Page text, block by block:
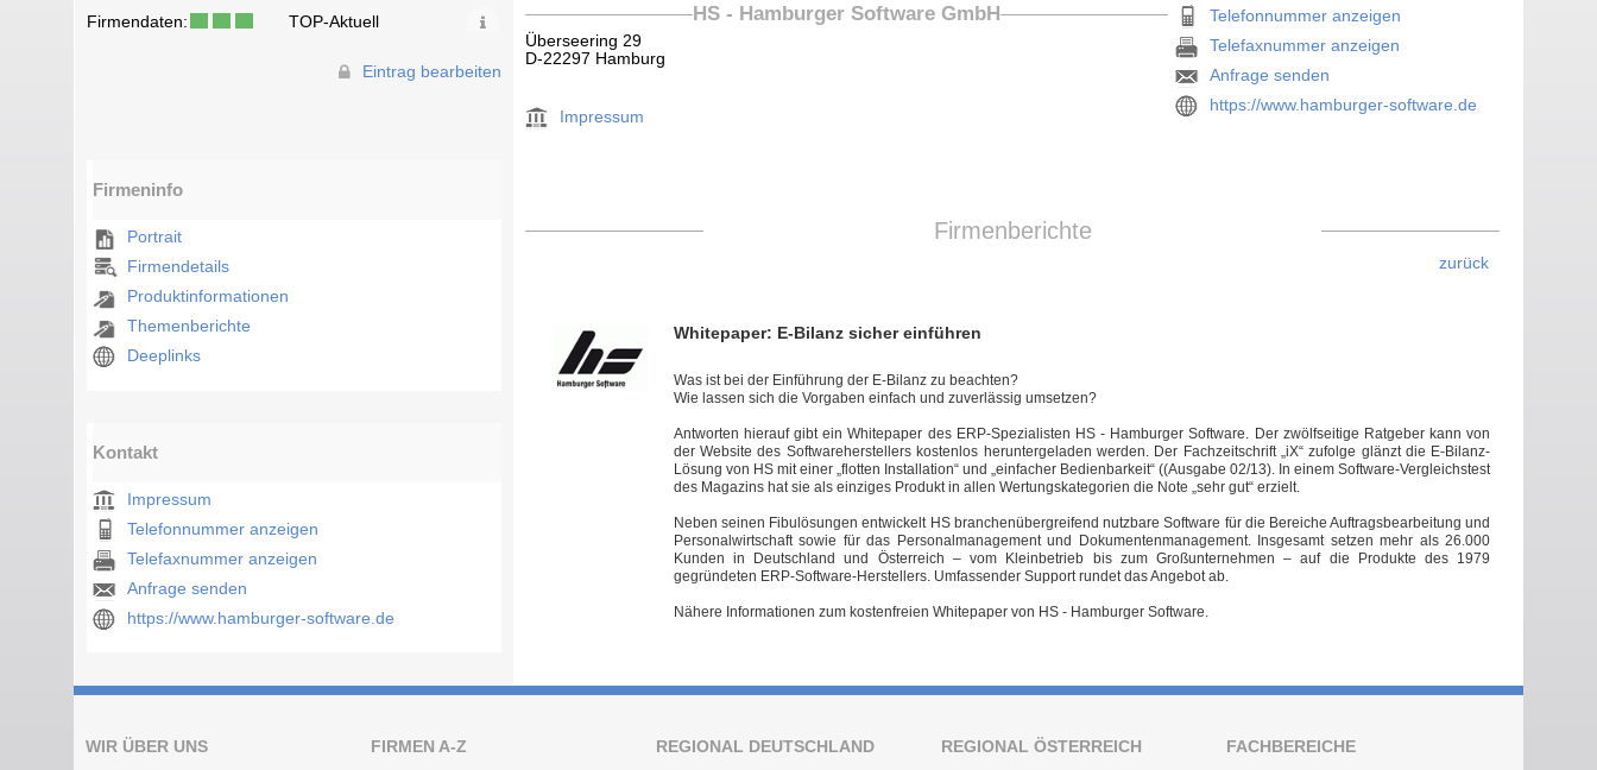
Firmendaten: TOP-Aktuell
Eintrag bearbeiten
Firmeninfo
Portrait
Firmendetails
Produktinformationen
Themenberichte
Deeplinks
Kontakt
Impressum
Telefonnummer anzeigen
Telefaxnummer anzeigen
Anfrage senden
https://www.hamburger-software.de
HS - Hamburger Software GmbH
Überseering 29
D-22297 Hamburg
Impressum
Telefonnummer anzeigen
Telefaxnummer anzeigen
Anfrage senden
https://www.hamburger-software.de
Firmenberichte
zurück
Whitepaper: E-Bilanz sicher einführen
Was ist bei der Einführung der E-Bilanz zu beachten?
Wie lassen sich die Vorgaben einfach und zuverlässig umsetzen?
Antworten hierauf gibt ein Whitepaper des ERP-Spezialisten HS - Hamburger Software. Der zwölfseitige Ratgeber kann von
der Website des Softwareherstellers kostenlos heruntergeladen werden. Der Fachzeitschrift „iX“ zufolge glänzt die E-Bilanz-
Lösung von HS mit einer „flotten Installation“ und „einfacher Bedienbarkeit“ ((Ausgabe 02/13). In einem Software-Vergleichstest
des Magazins hat sie als einziges Produkt in allen Wertungskategorien die Note „sehr gut“ erzielt.
Neben seinen Fibulösungen entwickelt HS branchenübergreifend nutzbare Software für die Bereiche Auftragsbearbeitung und
Personalwirtschaft sowie für das Personalmanagement und Dokumentenmanagement. Insgesamt setzen mehr als 26.000
Kunden in Deutschland und Österreich – vom Kleinbetrieb bis zum Großunternehmen – auf die Produkte des 1979
gegründeten ERP-Software-Herstellers. Umfassender Support rundet das Angebot ab.
Nähere Informationen zum kostenfreien Whitepaper von HS - Hamburger Software.
WIR ÜBER UNS FIRMEN A-Z REGIONAL DEUTSCHLAND REGIONAL ÖSTERREICH FACHBEREICHE